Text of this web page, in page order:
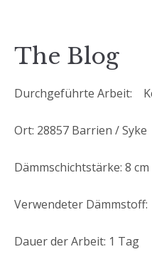
The Blog
Durchgeführte Arbeit:
Ort: 28857 Barrien / Syke
Dämmschichtstärke: 8 cm
Verwendeter
Dauer der Arbeit: 1 Tag